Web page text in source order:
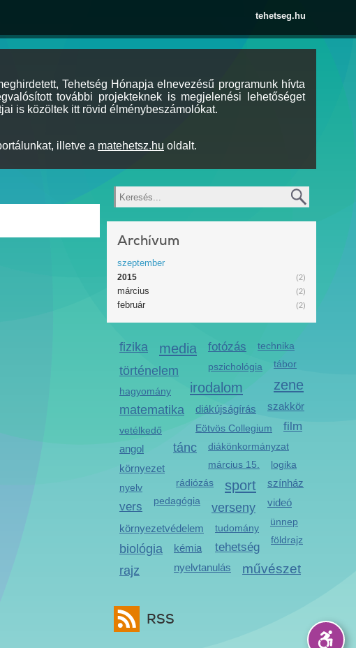
tehetseg.hu
Tehetség Hónapja elnevezésű programunk hívta
további projekteknek is megjelenési lehetőséget
is közöltek itt rövid élménybeszámolókat.
illetve a matehetsz.hu oldalt.
Keresés
Archívum
szeptember
(2)
2015
(2)
március
(2)
február
fizika media fotózás
pszichológia
technika
történelem tábor
irodalom
matematika diákújságírás
zene
szakkör
Eötvös Collegium film
hagyomány
vetélkedő
tánc
diákönkormányzat
március 15.
angol
környezet
rádiózás
logika
sport színház
nyelv
pedagógia
verseny
környezetvédelem tudomány
videó
tehetség
vers
biológia
nyelvtanulás művészet
ünnep
földrajz
rajz
kémia
RSS